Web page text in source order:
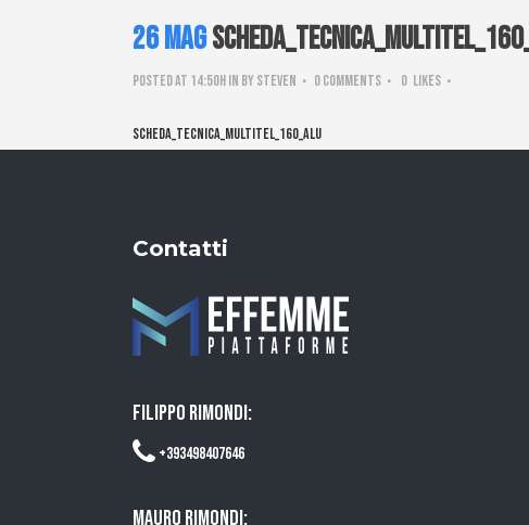
26 Mag
Posted at 14:50hin by steven 0 Comments 0 Likes
Scheda_tecnica_multitel_160_alu
Contatti
FILIPPO RIMONDI:
+393498407646
MAURO RIMONDI: